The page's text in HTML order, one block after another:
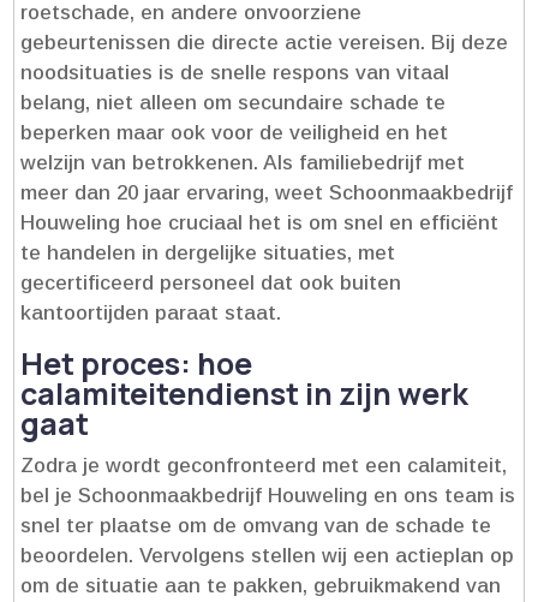
roetschade, en andere onvoorziene
gebeurtenissen die directe actie vereisen.​ Bij deze
noodsituaties is de snelle respons van vitaal
belang, niet alleen om secundaire schade te
beperken maar ook voor de veiligheid en het
welzijn van betrokkenen.​ Als familiebedrijf met
meer dan 20 jaar ervaring, weet Schoonmaakbedrijf
Houweling hoe cruciaal het is om snel en efficiënt
te handelen in dergelijke situaties, met
gecertificeerd personeel dat ook buiten
kantoortijden paraat staat.​
Het proces: hoe
calamiteitendienst in zijn werk
gaat
Zodra je wordt geconfronteerd met een calamiteit,
bel je Schoonmaakbedrijf Houweling en ons team is
snel ter plaatse om de omvang van de schade te
beoordelen.​ Vervolgens stellen wij een actieplan op
om de situatie aan te pakken, gebruikmakend van